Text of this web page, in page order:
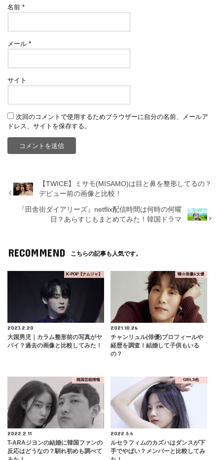
名前*
メール*
サイト
次回のコメントで使用するためブラウザーに自分の名前、メールア
ドレス、サイトを保存する。
【TWICE】ミサモ(MISAMO)は目と鼻を整形してるの？
デビュー前の画像と比較！
『田舎街ダイアリーズ』netflix配信時間は何時の何曜
日？あらすじもまとめてみた！韓国ドラマ
RECOMMEND こちらの記事も人気です。
K-POP【ナムジャ】
2023.2.20
大国男児｜カラム整形前の写真がヤ
バイ？過去の画像と比較してみた！
韓☆俳優&女優
2021.10.26
チャンリュル(俳優)プロフィールや
経歴を調査！結婚して子供もいる
の？
韓国芸能情報
2022.2.11
T-ARAジヨンの結婚に韓国ファンの
反応はどうなの？馴れ初めも調べて
GIRLS他
2022.5.4
ルセラフィムのカズハはダンスが下
手でやばい？メンバーと比較してみ